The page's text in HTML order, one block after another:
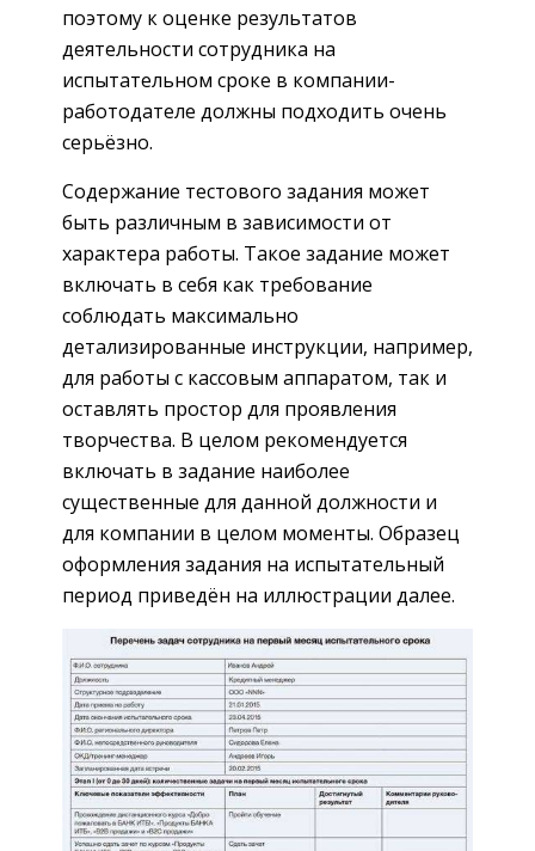
поэтому к оценке результатов
деятельности сотрудника на
испытательном сроке в компании-
работодателе должны подходить очень
серьёзно.
Содержание тестового задания может
быть различным в зависимости от
характера работы. Такое задание может
включать в себя как требование
соблюдать максимально
детализированные инструкции, например,
для работы с кассовым аппаратом, так и
оставлять простор для проявления
творчества. В целом рекомендуется
включать в задание наиболее
существенные для данной должности и
для компании в целом моменты. Образец
оформления задания на испытательный
период приведён на иллюстрации далее.